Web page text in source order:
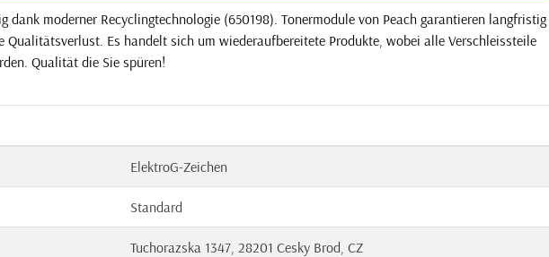
dank moderner Recyclingtechnologie (650198). Tonermodule von Peach garantieren langfristig
Qualitätsverlust. Es handelt sich um wiederaufbereitete Produkte, wobei alle Verschleissteile
Qualität die Sie spüren!
ElektroG-Zeichen
Standard
Tuchorazska 1347, 28201 Cesky Brod, CZ